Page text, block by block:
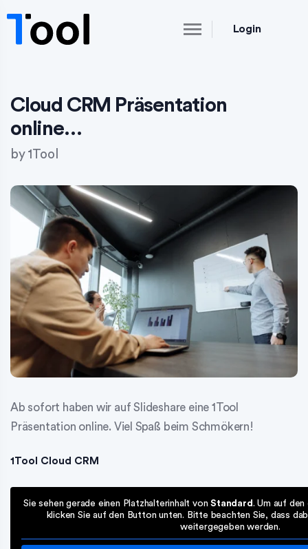
Login
Cloud CRM Präsentation
online…
by1Tool
Ab sofort haben wir auf Slideshare eine 1Tool
Präsentation online. Viel Spaß beim Schmökern!
1Tool Cloud CRM
Sie sehen gerade einen Platzhalterinhalt vonStandard. Um auf
klicken Sie auf den Button unten. Bitte beachten Sie, dass
weitergegeben werden.